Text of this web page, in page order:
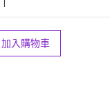
加入購物車